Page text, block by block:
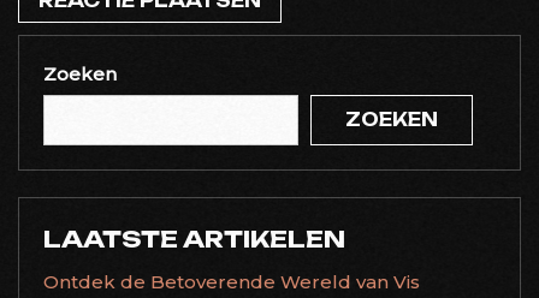
Zoeken
ZOEKEN
LAATSTE ARTIKELEN
Ontdek de Betoverende Wereld van Vis